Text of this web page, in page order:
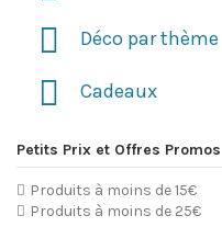
Déco par thème
Cadeaux
Petits Prix et Offres Promos
Produits à moins de 15€
Produits à moins de 25€